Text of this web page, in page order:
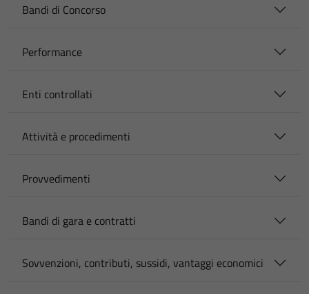
Bandi di Concorso
Performance
Enti controllati
Attività e procedimenti
Provvedimenti
Bandi di gara e contratti
Sovvenzioni, contributi, sussidi, vantaggi economici